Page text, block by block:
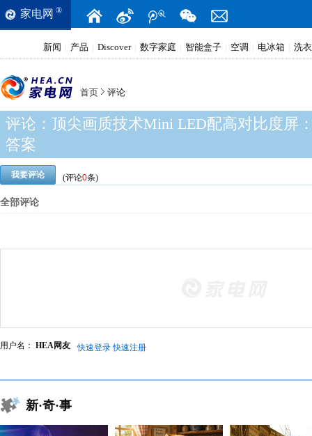
家电网 ®
新闻 产品 Discover 数字家庭 智能盒子 空调 电冰箱 洗
首页 评论
评论： 顶尖画质技术Mini LED配高对比度屏
答案
我要评论 (评论0条)
全部评论
用户名： HEA网友 快速登录 快速注册
新·奇·事